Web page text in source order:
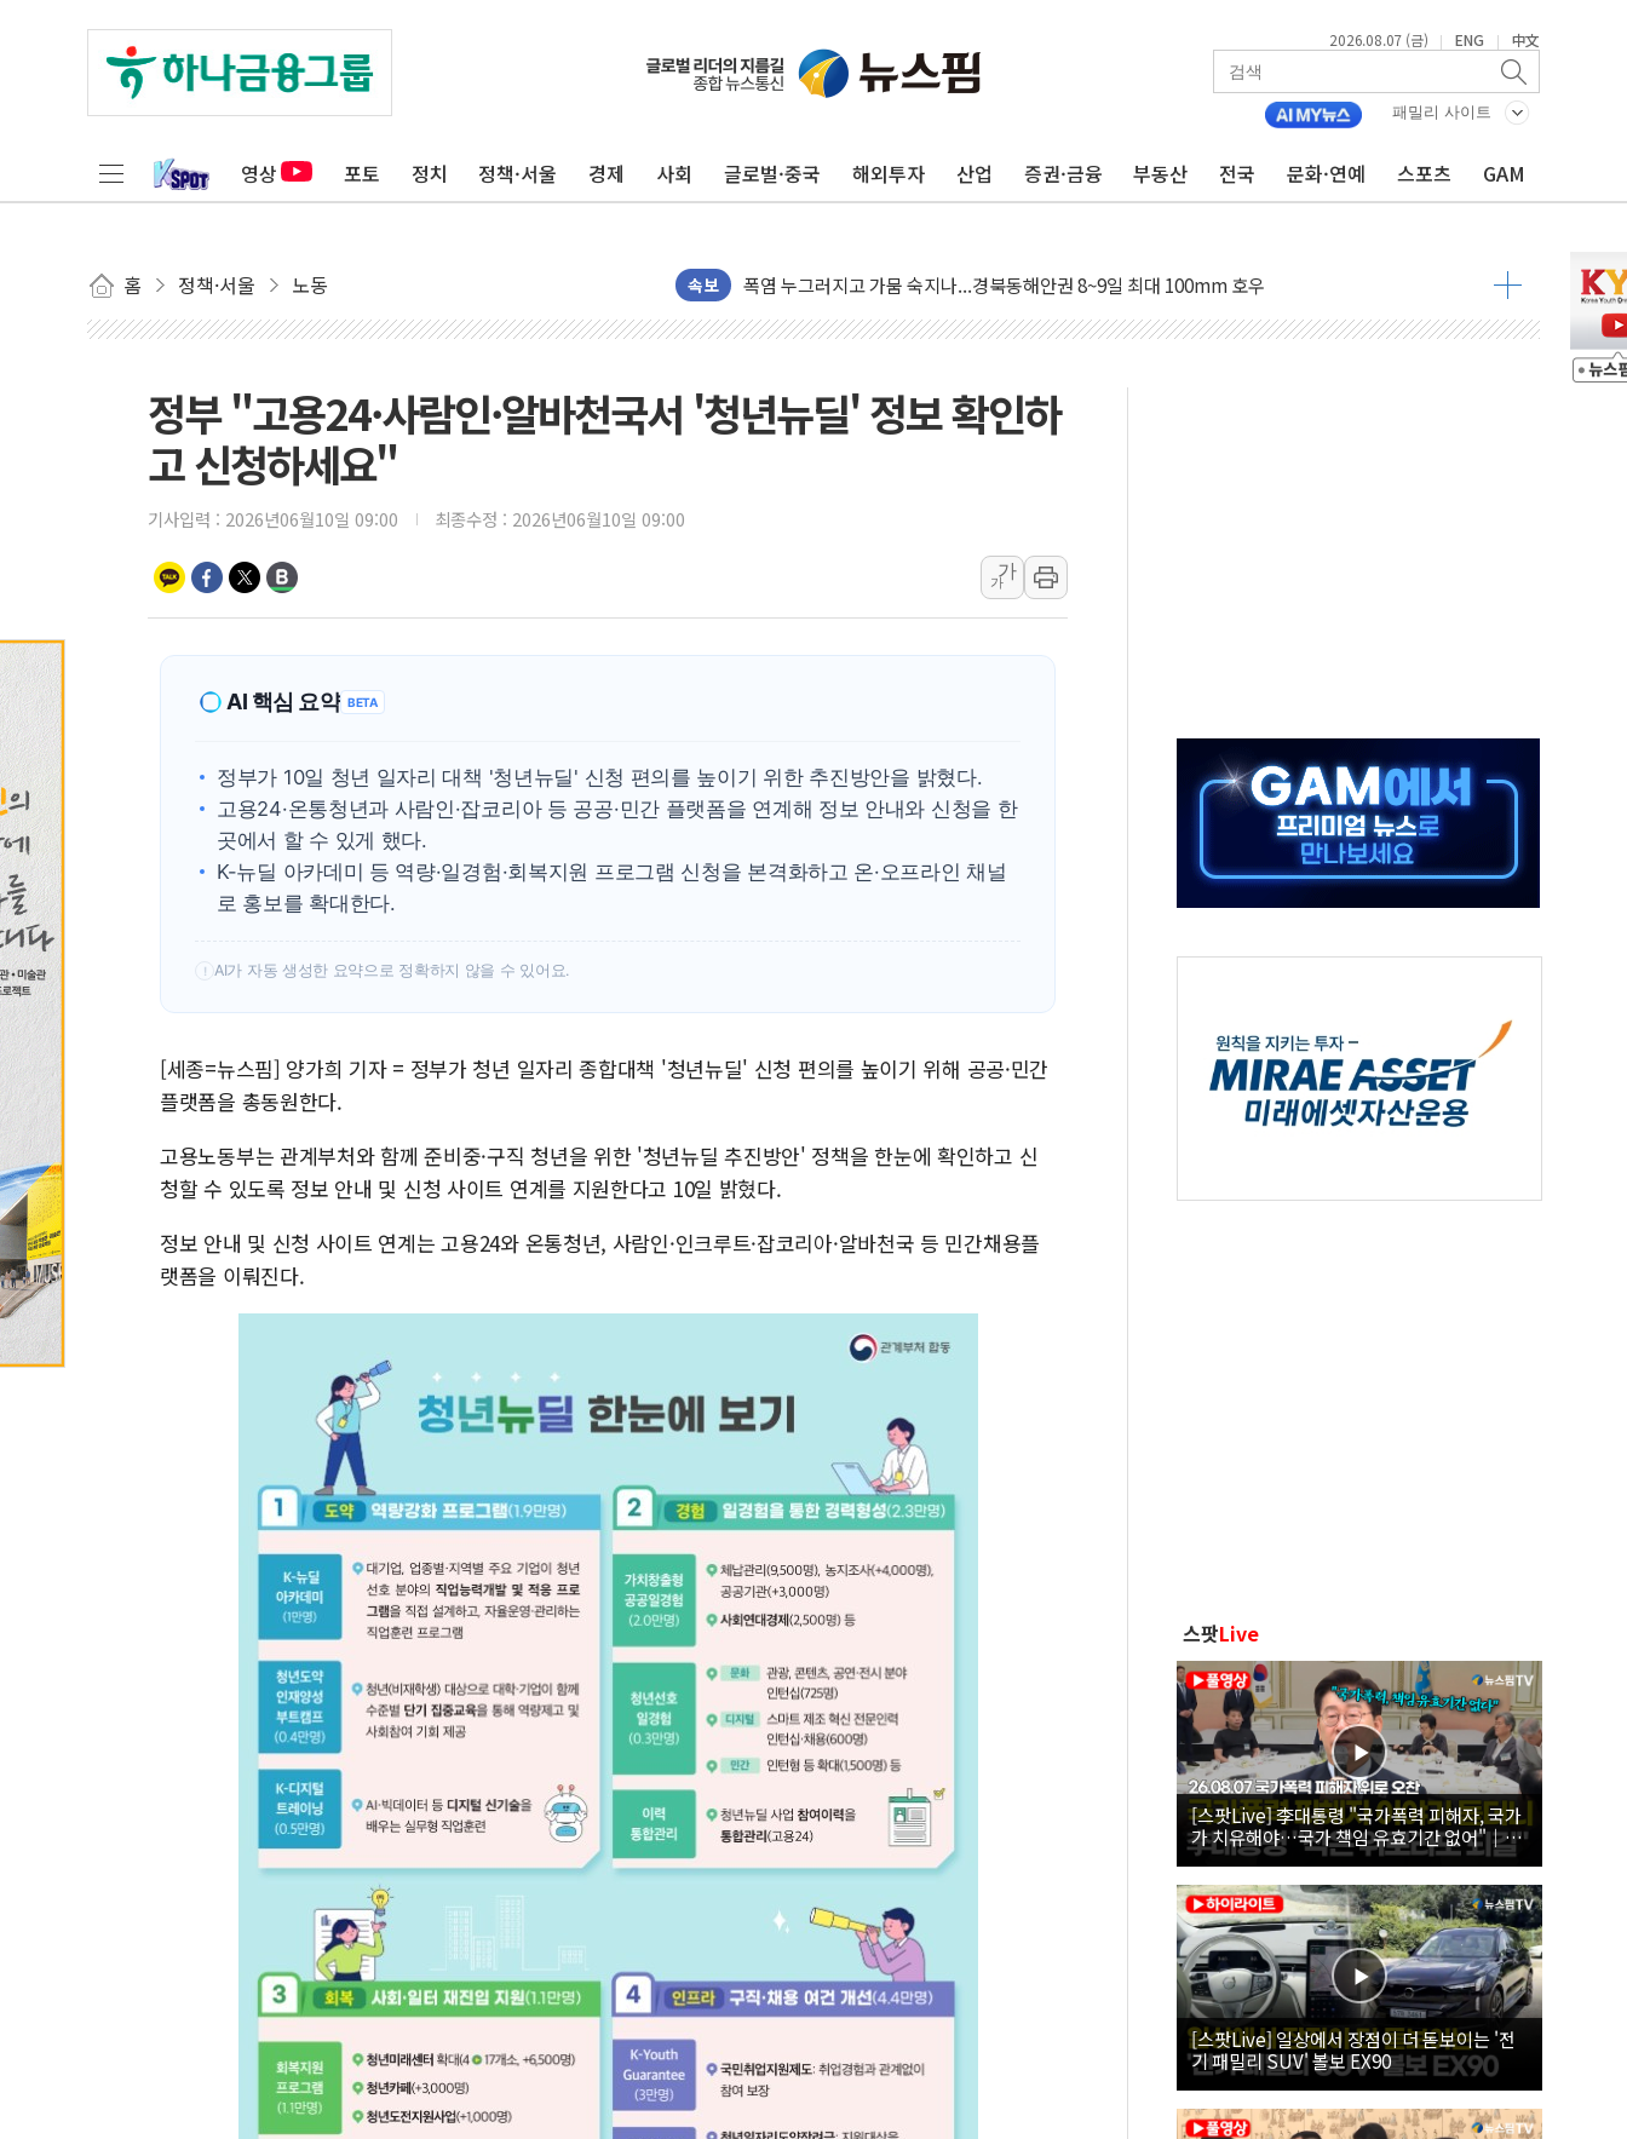
2026.08.07 (금) | ENG | 中文
패밀리 사이트
영상 포토 정치 정책·서울 경제 사회 글로벌·중국 해외투자 산업 증권·금융 부동산 전국 문화·연예 스포츠 GAM
홈 정책·서울 노동 속보
[사진] 빈살만과 에르도안의 만남
남동발전, 해남군에 국내 최대 규모 400MW 태양광 착공…여의도 1.6배 규모
[인도증시] 중동 불안 속 유가 상승에 소폭 하락...금융주 낙폭 커
폭염 누그러지고 가뭄 숙지나...경북동해안권 8~9일 최대 100mm 호우
사우디·튀르키예·파키스탄, '공동방위협정' 체결… 수니파 국가들의 새 안보 협력 구도
용산공원·그린벨트로 또 충돌…반복되는 국토부-서울시 '정책 엇박자'
[AI 부동산 투데이] 특공 전략도 '극과 극'…생애최초만 경쟁 치열
후티 반군, 예멘 정부군과 사우디 동시 공격… 위기 고조되는 또 다른 중동 화약고
42.5도 역대급 폭염…동물들도 특별식으로 여름나기 [뉴스핌 줌인]
40.2도 찍은 서울 등 폭염중대경보 해제…누적 온열질환자 2872명
"文정부 악몽 재현 안돼"...李 부동산 세제안에 與 내부서 '총선·대선 직격탄' 우려
정부 "고용24·사람인·알바천국서 '청년뉴딜' 정보 확인하
고 신청하세요"
기사입력 : 2026년06월10일 09:00 최종수정 : 2026년06월10일 09:00
가
가
AI 핵심 요약 BETA
정부가 10일 청년 일자리 대책 '청년뉴딜' 신청 편의를 높이기 위한 추진방안을 밝혔다.
고용24·온통청년과 사람인·잡코리아 등 공공·민간 플랫폼을 연계해 정보 안내와 신청을 한
곳에서 할 수 있게 했다.
K-뉴딜 아카데미 등 역량·일경험·회복지원 프로그램 신청을 본격화하고 온·오프라인 채널
로 홍보를 확대한다.
! AI가 자동 생성한 요약으로 정확하지 않을 수 있어요.
[세종=뉴스핌] 양가희 기자 = 정부가 청년 일자리 종합대책 '청년뉴딜' 신청 편의를 높이기 위해 공공·민간
플랫폼을 총동원한다.
고용노동부는 관계부처와 함께 준비중·구직 청년을 위한 '청년뉴딜 추진방안' 정책을 한눈에 확인하고 신
청할 수 있도록 정보 안내 및 신청 사이트 연계를 지원한다고 10일 밝혔다.
정보 안내 및 신청 사이트 연계는 고용24와 온통청년, 사람인·인크루트·잡코리아·알바천국 등 민간채용플
랫폼을 이뤄진다.
스팟Live
[스팟Live] 李대통령 "국가폭력 피해자, 국가
가 치유해야…국가 책임 유효기간 없어"｜
26.08.07 국가폭력 피해자 위로 오찬
[스팟Live] 일상에서 장점이 더 돋보이는 '전
기 패밀리 SUV' 볼보 EX90